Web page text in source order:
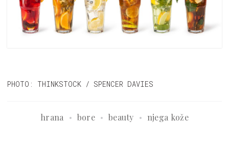
PHOTO: THINKSTOCK / SPENCER DAVIES
hrana bore beauty njega kože